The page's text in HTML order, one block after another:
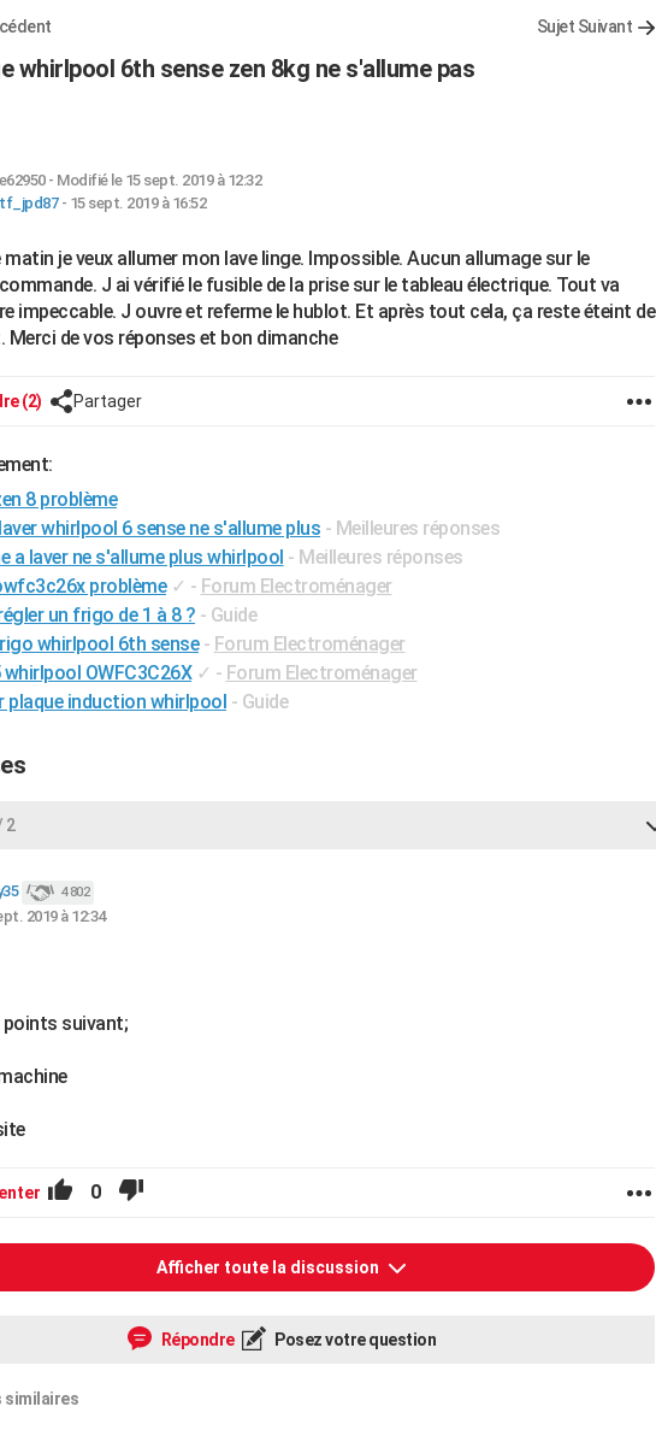
Sujet Suivant
whirlpool 6th sense zen 8kg ne s'allume pas
- Modifié le 15 sept. 2019 à 12:32
- 15 sept. 2019 à 16:52
matin je veux allumer mon lave linge. Impossible. Aucun allumage sur le
J ai vérifié le fusible de la prise sur le tableau électrique. Tout va
impeccable. J ouvre et referme le hublot. Et après tout cela, ça reste éteint de
Merci de vos réponses et bon dimanche
(2) Partager
8 problème
whirlpool 6 sense ne s'allume plus - Meilleures réponses
a laver ne s'allume plus whirlpool - Meilleures réponses
problème ✓ - Forum Electroménager
un frigo de 1 à 8 ? - Guide
whirlpool 6th sense - Forum Electroménager
OWFC3C26X ✓ - Forum Electroménager
plaque induction whirlpool - Guide
2
4 802
2019 à 12:34
points suivant;
0
Afficher toute la discussion
Répondre Posez votre question
similaires